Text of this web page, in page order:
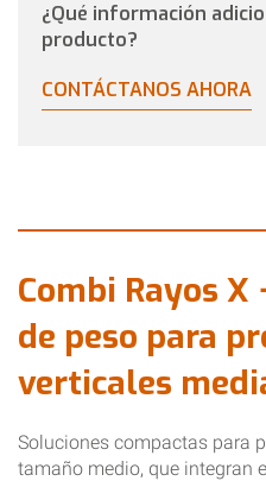
¿Qué información
producto?
CONTÁCTANOS AHORA
Combi Rayos
de peso para
verticales
Soluciones compactas para
tamaño medio, que integran